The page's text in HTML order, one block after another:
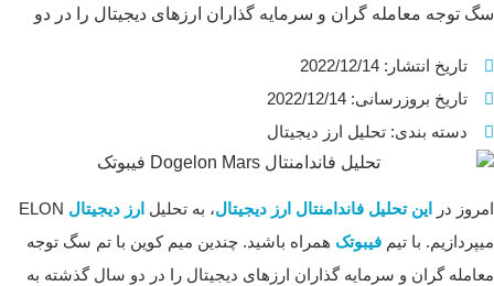
سگ توجه معامله گران و سرمایه گذاران ارزهای دیجیتال را در دو
شروع شد که مالک تسلا، ایلان ماسک، به طور عمومی توییت‌هایی را
درباره Dogecoin (DOGE) آغاز ...
تاریخ انتشار: 2022/12/14
تاریخ بروزرسانی: 2022/12/14
دسته بندی: تحلیل ارز دیجیتال
امروز در این تحلیل فاندامنتال ارز دیجیتال، به تحلیل ارز دیجیتال ELON
میپردازیم. با تیم فیبوتک همراه باشید. چندین میم کوین با تم سگ توجه
معامله گران و سرمایه گذاران ارزهای دیجیتال را در دو سال گذشته به